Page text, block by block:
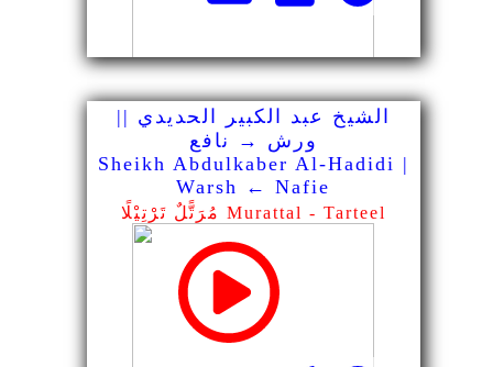
الشيخ عبد الكبير الحديدي ||
ورش → نافع
Sheikh Abdulkaber Al-Hadidi |
Warsh ← Nafie
مُرَتًّلٌ تَرْتِيْلًا Murattal - Tarteel